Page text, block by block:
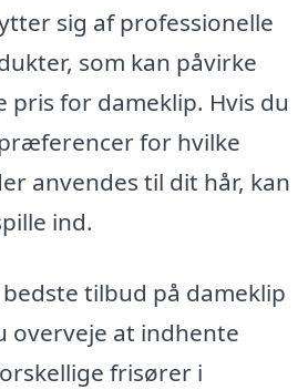
sig af professionelle
som kan påvirke
pris for dameklip. Hvis du
for hvilke
anvendes til dit hår, kan
ind.
tilbud på dameklip
overveje at indhente
frisører i